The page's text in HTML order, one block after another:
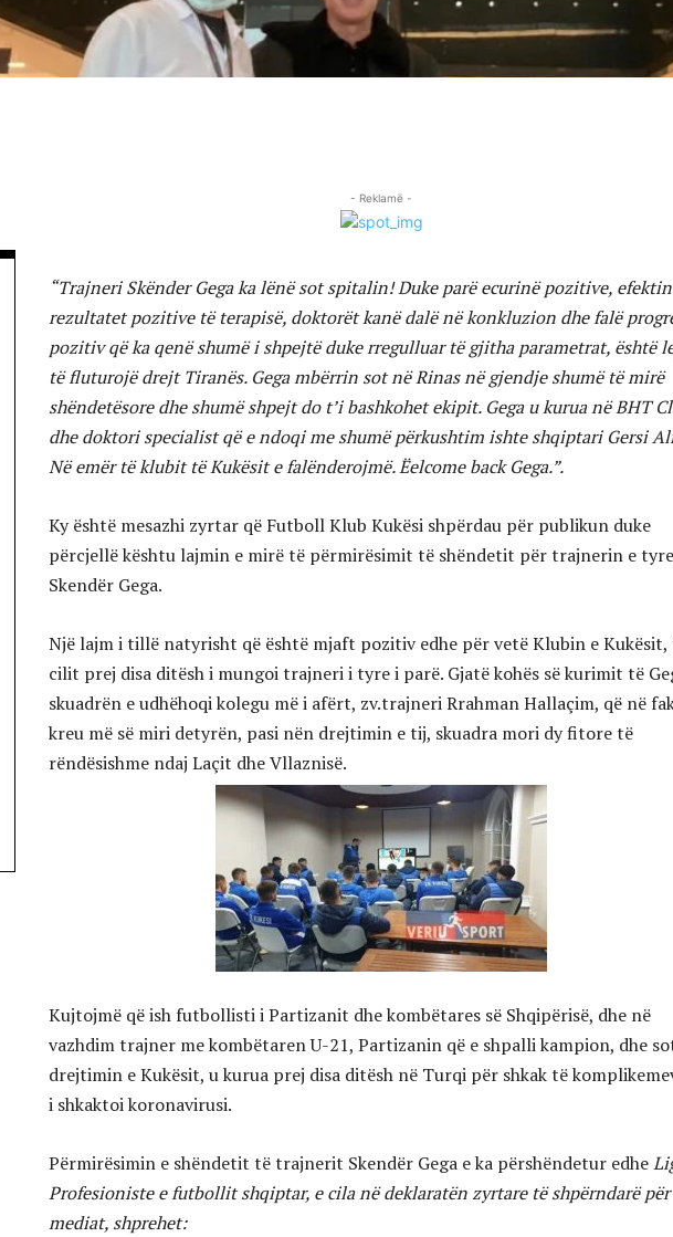
- Reklamë -
“Trajneri Skënder Gega ka lënë sot spitalin! Duke parë ecurinë pozitive,
rezultatet pozitive të terapisë, doktorët kanë dalë në konkluzion dhe falë
pozitiv që ka qenë shumë i shpejtë duke rregulluar të gjitha parametrat, është
të fluturojë drejt Tiranës. Gega mbërrin sot në Rinas në gjendje shumë të mirë
shëndetësore dhe shumë shpejt do t’i bashkohet ekipit. Gega u kurua në BHT
dhe doktori specialist që e ndoqi me shumë përkushtim ishte shqiptari Gersi
Në emër të klubit të Kukësit e falënderojmë. Ëelcome back Gega.”.
Ky është mesazhi zyrtar që Futboll Klub Kukësi shpërdau për publikun duke
përcjellë kështu lajmin e mirë të përmirësimit të shëndetit për trajnerin e tyre
Skendër Gega.
Një lajm i tillë natyrisht që është mjaft pozitiv edhe për vetë Klubin e Kukësit,
cilit prej disa ditësh i mungoi trajneri i tyre i parë. Gjatë kohës së kurimit të
skuadrën e udhëhoqi kolegu më i afërt, zv.trajneri Rrahman Hallaçim, që në
kreu më së miri detyrën, pasi nën drejtimin e tij, skuadra mori dy fitore të
rëndësishme ndaj Laçit dhe Vllaznisë.
Kujtojmë që ish futbollisti i Partizanit dhe kombëtares së Shqipërisë, dhe në
vazhdim trajner me kombëtaren U-21, Partizanin që e shpalli kampion, dhe
drejtimin e Kukësit, u kurua prej disa ditësh në Turqi për shkak të
i shkaktoi koronavirusi.
Përmirësimin e shëndetit të trajnerit Skendër Gega e ka përshëndetur edhe
Profesioniste e futbollit shqiptar, e cila në deklaratën zyrtare të shpërndarë për
mediat, shprehet: